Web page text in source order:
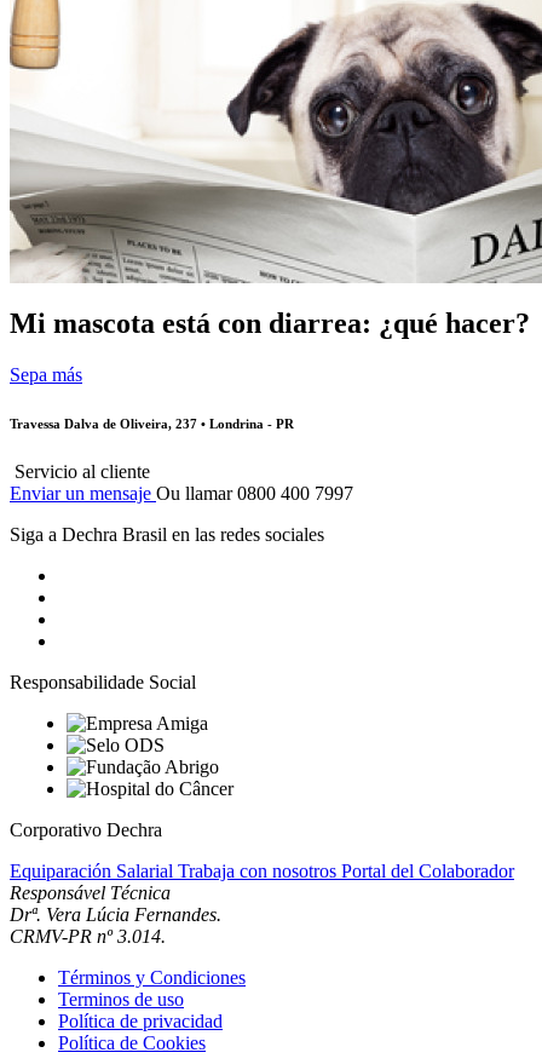
Mi mascota está con diarrea: ¿qué hacer?
Sepa más
Travessa Dalva de Oliveira, 237 • Londrina - PR
Servicio al cliente
Enviar un mensaje Ou llamar 0800 400 7997
Siga a Dechra Brasil en las redes sociales
Responsabilidade Social
Corporativo Dechra
Equiparación Salarial Trabaja con nosotros Portal del Colaborador
Responsável Técnica
Drª. Vera Lúcia Fernandes.
CRMV-PR nº 3.014.
Términos y Condiciones
Terminos de uso
Política de privacidad
Política de Cookies